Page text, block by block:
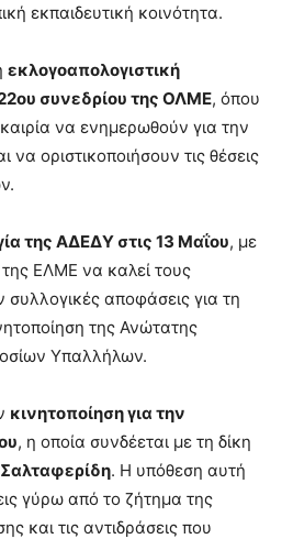
εκπαιδευτική κοινότητα.
εκλογοαπολογιστική
συνεδρίου της ΟΛΜΕ, όπου
να ενημερωθούν για την
να οριστικοποιήσουν τις θέσεις
της ΑΔΕΔΥ στις 13 Μαΐου, με
της ΕΛΜΕ να καλεί τους
αποφάσεις για τη
της Ανώτατης
Υπαλλήλων.
κινητοποίηση για την
, η οποία συνδέεται με τη δίκη
. Η υπόθεση αυτή
γύρω από το ζήτημα της
και τις αντιδράσεις που